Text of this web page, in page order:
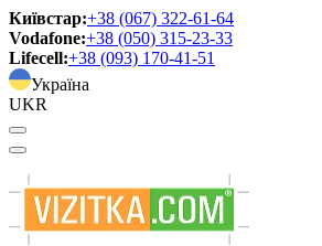
Київстар:+38 (067) 322-61-64
Vodafone:+38 (050) 315-23-33
Lifecell:+38 (093) 170-41-51
Україна
UKR